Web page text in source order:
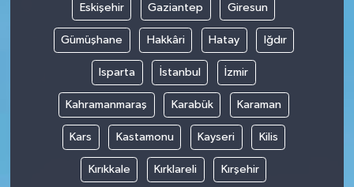
Eskişehir Gaziantep Giresun
Gümüşhane Hakkâri Hatay Iğdır
Isparta İstanbul İzmir
Kahramanmaraş Karabük Karaman
Kars Kastamonu Kayseri Kilis
Kırıkkale Kırklareli Kırşehir